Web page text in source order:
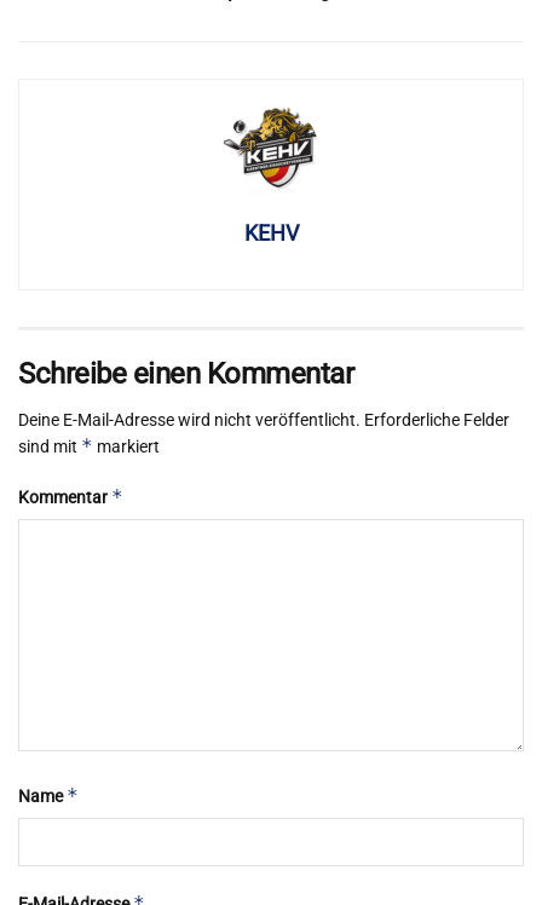
KEHV
Schreibe einen Kommentar
Deine E-Mail-Adresse wird nicht veröffentlicht. Erforderliche Felder
sind mit * markiert
Kommentar *
Name*